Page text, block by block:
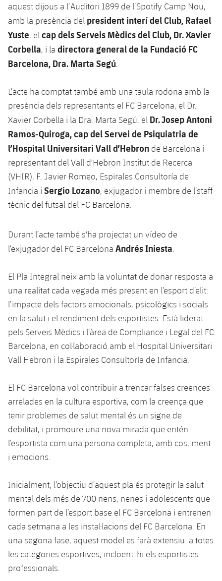
aquest dijous a l’Auditori 1899 de l’Spotify Camp Nou,
amb la presència del president interí del Club, Rafael
Yuste, el cap dels Serveis Mèdics del Club, Dr. Xavier
Corbella, i la directora general de la Fundació FC
Barcelona, Dra. Marta Segú
L’acte ha comptat també amb una taula rodona amb la
presència dels representants el FC Barcelona, el Dr.
Xavier Corbella i la Dra. Marta Segú, el Dr. Josep Antoni
Ramos-Quiroga, cap del Servei de Psiquiatria de
l’Hospital Universitari Vall d’Hebron de Barcelona i
representant del Vall d'Hebron Institut de Recerca
(VHIR), F. Javier Romeo, Espirales Consultoría de
Infancia i Sergio Lozano, exjugador i membre de l’staff
tècnic del futsal del FC Barcelona.
Durant l’acte també s'ha projectat un vídeo de
l’exjugador del FC Barcelona Andrés Iniesta
El Pla Integral neix amb la voluntat de donar resposta a
una realitat cada vegada més present en l’esport d’elit:
l’impacte dels factors emocionals, psicològics i socials
en la salut i el rendiment dels esportistes. Està liderat
pels Serveis Mèdics i l’àrea de Compliance i Legal del FC
Barcelona, en col·laboració amb el Hospital Universitari
Vall Hebron i la Espirales Consultoría de Infancia.
El FC Barcelona vol contribuir a trencar falses creences
arrelades en la cultura esportiva, com la creença que
tenir problemes de salut mental és un signe de
debilitat, i promoure una nova mirada que entén
l’esportista com una persona completa, amb cos, ment
i emocions.
Inicialment, l’objectiu d’aquest pla és protegir la salut
mental dels més de 700 nens, nenes i adolescents que
formen part de l’esport base el FC Barcelona i entrenen
cada setmana a les instal·lacions del FC Barcelona. En
una segona fase, aquest model es farà extensiu a totes
les categories esportives, incloent-hi els esportistes
professionals.